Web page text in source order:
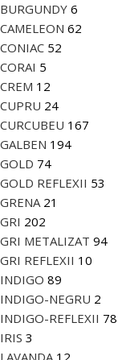
BURGUNDY 6
CAMELEON 62
CONIAC 52
CORAI 5
CREM 12
CUPRU 24
CURCUBEU 167
GALBEN 194
GOLD 74
GOLD REFLEXII 53
GRENA 21
GRI 202
GRI METALIZAT 94
GRI REFLEXII 10
INDIGO 89
INDIGO-NEGRU 2
INDIGO-REFLEXII 78
IRIS 3
LAVANDA 12